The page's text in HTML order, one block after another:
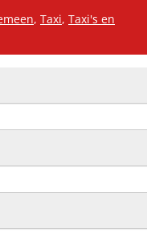
, Taxi, Taxi's en